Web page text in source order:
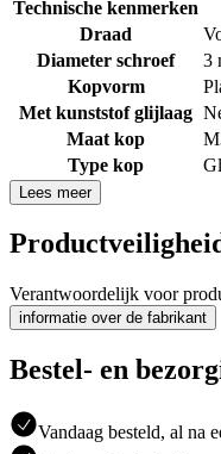
Technische kenmerken
Draad
Diameter schroef
3
Kopvorm
Met kunststof glijlaag
Maat kop
Type kop
Lees meer
Verantwoordelijk voor
informatie over de fabrikant
Bestel- en
Vandaag besteld, al na